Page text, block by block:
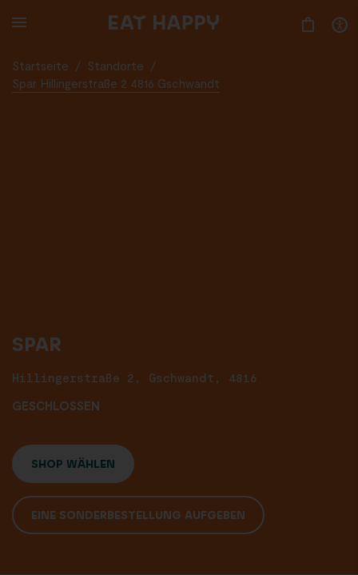
TO
Startseite / Standorte
/
Spar Hillingerstraße 2 4816 Gschwandt
SPAR
Hillingerstraße 2, Gschwandt, 4816
GESCHLOSSEN
SHOP WÄHLEN
EINE SONDERBESTELLUNG AUFGEBEN